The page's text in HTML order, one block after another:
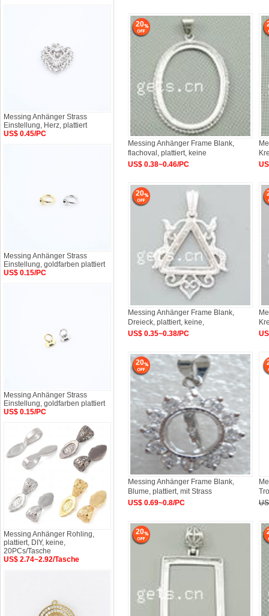
20
Messing Anhänger Frame Blank,
flachoval, plattiert, keine
US$ 0.38~0.46/PC
20
Messing Anhänger Frame Blank,
Dreieck, plattiert, keine,
42x35.5x3.5mm
US$ 0.35~0.38/PC
20
Messing Anhänger Frame Blank,
Blume, plattiert, mit Strass
US$ 0.69~0.8/PC
20
Messing Anhänger Strass
Einstellung, Herz, plattiert
US$ 0.45/PC
Messing Anhänger Strass
Einstellung, goldfarben plattiert
US$ 0.15/PC
Messing Anhänger Strass
Einstellung, goldfarben plattiert
US$ 0.15/PC
Messing Anhänger Rohling,
plattiert, DIY, keine,
20PCs/Tasche
US$ 2.74~2.92/Tasche